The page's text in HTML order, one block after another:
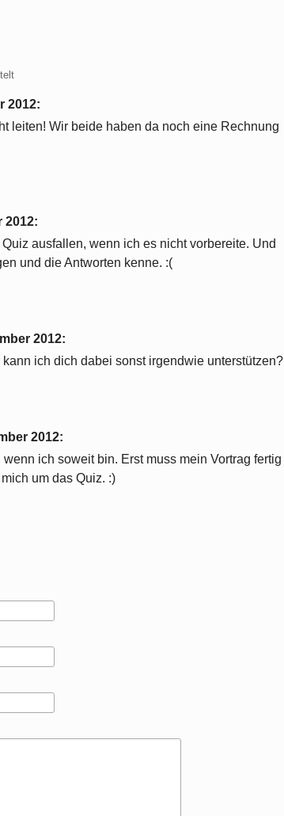
2012:
leiten! Wir beide haben da noch eine Rechnung
2012:
Quiz ausfallen, wenn ich es nicht vorbereite. Und
und die Antworten kenne. :(
2012:
ich dich dabei sonst irgendwie unterstützen?
2012:
ich soweit bin. Erst muss mein Vortrag fertig
um das Quiz. :)